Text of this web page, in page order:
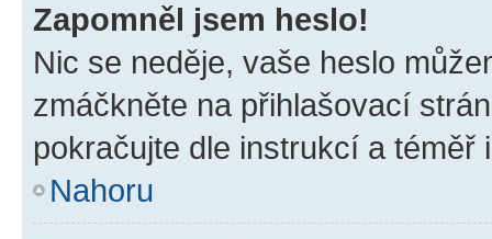
Zapomněl jsem heslo!
Nic se neděje, vaše heslo
zmáčkněte na přihlašovací
pokračujte dle instrukcí a téměř
Nahoru